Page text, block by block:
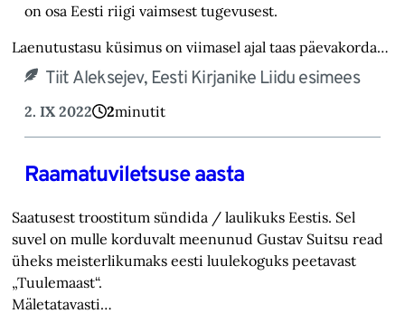
on osa Eesti riigi vaimsest tugevusest.
Laenutustasu küsimus on viimasel ajal taas päevakorda…
Tiit Aleksejev, Eesti Kirjanike Liidu esimees
2. IX 2022 2minutit
Raamatuviletsuse aasta
Saatusest troostitum sündida / laulikuks Eestis. Sel
suvel on mulle korduvalt meenunud Gustav Suitsu read
üheks meisterlikumaks eesti luulekoguks peetavast
„Tuulemaast“.
Mäletatavasti…